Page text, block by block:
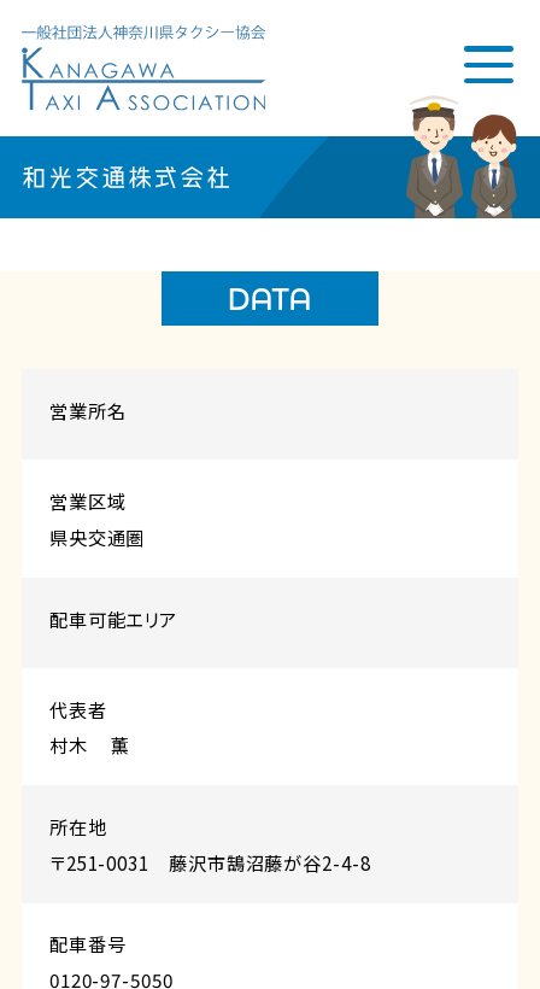
和光交通株式会社
DATA
営業所名
営業区域
県央交通圏
配⾞可能エリア
代表者
村木 薫
所在地
〒251-0031 藤沢市鵠沼藤が谷2-4-8
配車番号
0120-97-5050